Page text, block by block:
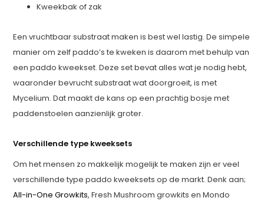
Kweekbak of zak
Een vruchtbaar substraat maken is best wel lastig. De simpele
manier om zelf paddo’s te kweken is daarom met behulp van
een paddo kweekset. Deze set bevat alles wat je nodig hebt,
waaronder bevrucht substraat wat doorgroeit, is met
Mycelium. Dat maakt de kans op een prachtig bosje met
paddenstoelen aanzienlijk groter.
Verschillende type kweeksets
Om het mensen zo makkelijk mogelijk te maken zijn er veel
verschillende type paddo kweeksets op de markt. Denk aan;
All-in-One Growkits, Fresh Mushroom growkits en Mondo